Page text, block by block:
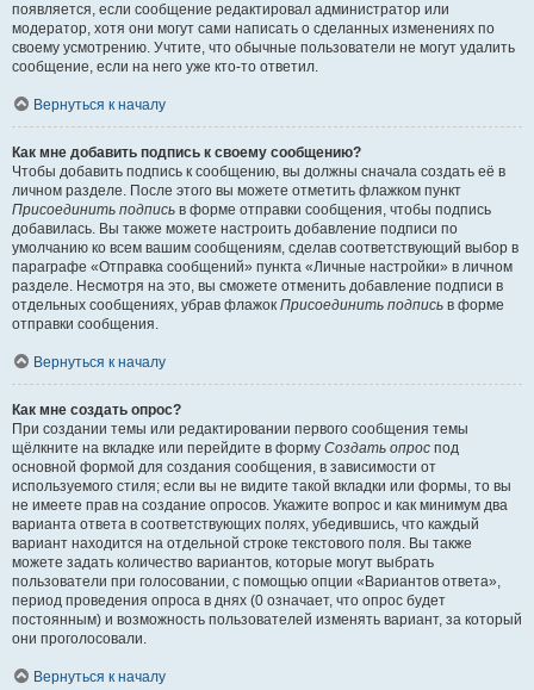
появляется, если сообщение редактировал администратор или
модератор, хотя они могут сами написать о сделанных изменениях по
своему усмотрению. Учтите, что обычные пользователи не могут удалить
сообщение, если на него уже кто-то ответил.
Вернуться к началу
Как мне добавить подпись к своему сообщению?
Чтобы добавить подпись к сообщению, вы должны сначала создать её в
личном разделе. После этого вы можете отметить флажком пункт
Присоединить подпись в форме отправки сообщения, чтобы подпись
добавилась. Вы также можете настроить добавление подписи по
умолчанию ко всем вашим сообщениям, сделав соответствующий выбор в
параграфе «Отправка сообщений» пункта «Личные настройки» в личном
разделе. Несмотря на это, вы сможете отменить добавление подписи в
отдельных сообщениях, убрав флажок Присоединить подпись в форме
отправки сообщения.
Вернуться к началу
Как мне создать опрос?
При создании темы или редактировании первого сообщения темы
щёлкните на вкладке или перейдите в форму Создать опрос под
основной формой для создания сообщения, в зависимости от
используемого стиля; если вы не видите такой вкладки или формы, то вы
не имеете прав на создание опросов. Укажите вопрос и как минимум два
варианта ответа в соответствующих полях, убедившись, что каждый
вариант находится на отдельной строке текстового поля. Вы также
можете задать количество вариантов, которые могут выбрать
пользователи при голосовании, с помощью опции «Вариантов ответа»,
период проведения опроса в днях (0 означает, что опрос будет
постоянным) и возможность пользователей изменять вариант, за который
они проголосовали.
Вернуться к началу